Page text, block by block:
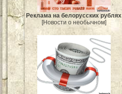
Реклама на белорусских рублях
[Новости о необычном]